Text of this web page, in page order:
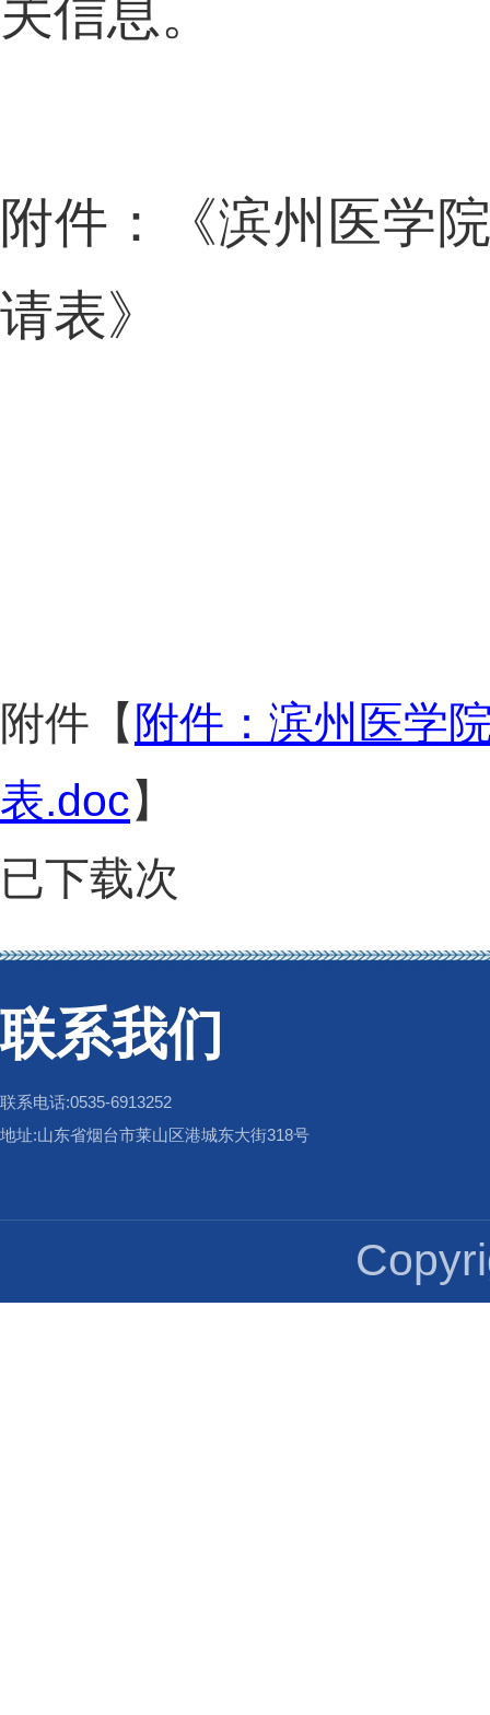
关信息。
附件：《滨州医学
请表》
附件【 附件：滨州医学
表.doc】
已下载次
联系我们
联系电话:0535-6913252
地址:山东省烟台市莱山区港城东大街318号